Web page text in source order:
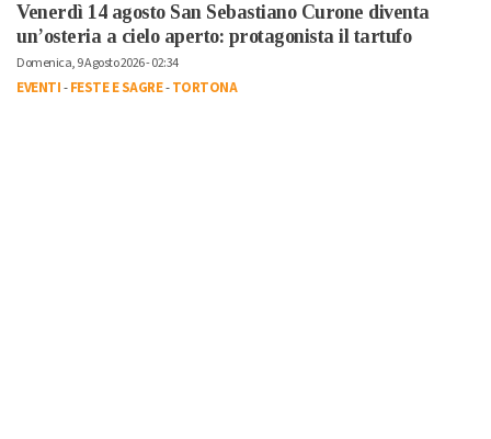
Venerdì 14 agosto San Sebastiano Curone diventa
un’osteria a cielo aperto: protagonista il tartufo
Domenica, 9 Agosto 2026 - 02:34
EVENTI-FESTE E SAGRE-TORTONA